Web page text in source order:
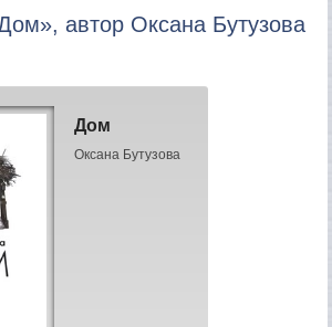
автор Оксана Бутузова
Дом
Оксана Бутузова